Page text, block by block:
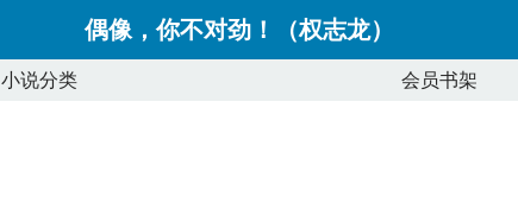
偶像，你不对劲！（权志龙）
小说分类 会员书架